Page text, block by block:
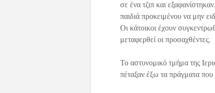
σε ένα τζιπ και
παιδιά προκειμένου να μην
Οι κάτοικοι έχουν
μεταφερθεί οι προσαχθέντες.
Το αστυνομικό τμήμα της
πέταξαν έξω τα πράγματα